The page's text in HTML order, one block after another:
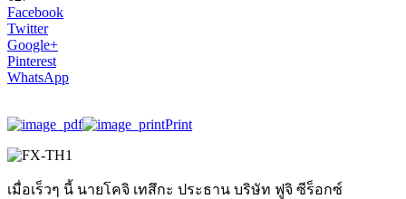
Facebook
Twitter
Google+
Pinterest
WhatsApp
Print
เมื่อเร็วๆ นี้ นายโคจิ เทสึกะ ประธาน บริษัท ฟูจิ ซีร็อกซ์